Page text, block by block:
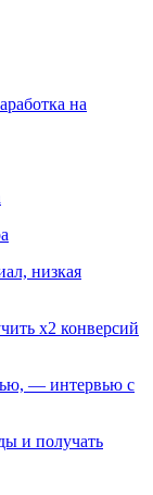
на
низкая
х2 конверсий
— интервью с
и получать